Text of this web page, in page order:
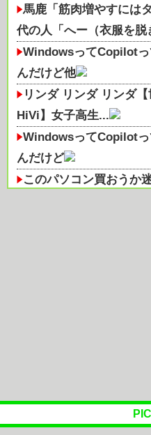
馬鹿「筋肉増やすには
代の人「へー（衣服を脱
WindowsってCopilot
んだけど他
リンダ リンダ リンダ
HiVi】女子高生...
WindowsってCopilot
んだけど
このパソコン買おうか
Powered by livedoor 相互